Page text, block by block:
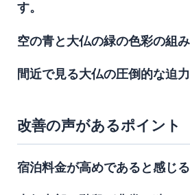
す。
空の青と大仏の緑の色彩の組
間近で見る大仏の圧倒的な迫
改善の声があるポイント
宿泊料金が高めであると感じ